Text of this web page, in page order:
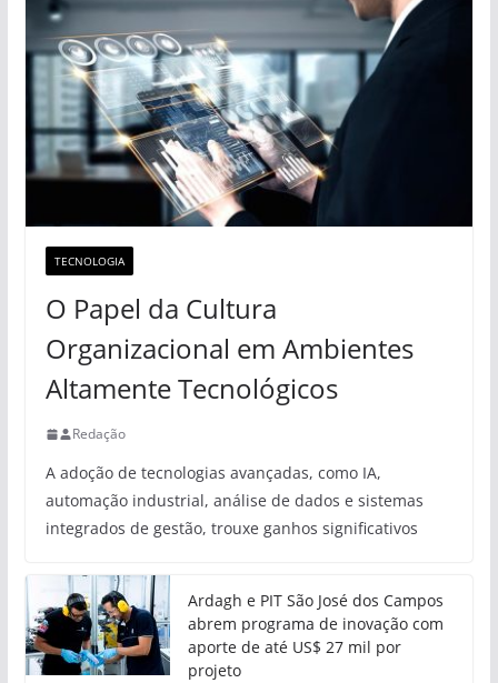
TECNOLOGIA
O Papel da Cultura
Organizacional em Ambientes
Altamente Tecnológicos
Redação
A adoção de tecnologias avançadas, como IA,
automação industrial, análise de dados e sistemas
integrados de gestão, trouxe ganhos significativos
Ardagh e PIT São José dos Campos
abrem programa de inovação com
aporte de até US$ 27 mil por
projeto